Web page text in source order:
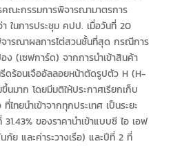
ณะกรรมการพิจารณามาตรการ
ในการประชุม คปป. เมื่อวันที่ 20
จารณาผลการไต่สวนชั้นที่สุด กรณีการ
(เซฟการ์ด) จากการนำเข้าสินค้า
ดร้อนเจืออัลลอยหน้าตัดรูปตัว H (H-
นมาก โดยมีมติให้ประกาศเรียกเก็บ
ไทยนำเข้าจากทุกประเทศ เป็นระยะ
ของราคานำเข้าแบบซี ไอ เอฟ
ภัย และค่าระวางเรือ) และปีที่ 2 ที่